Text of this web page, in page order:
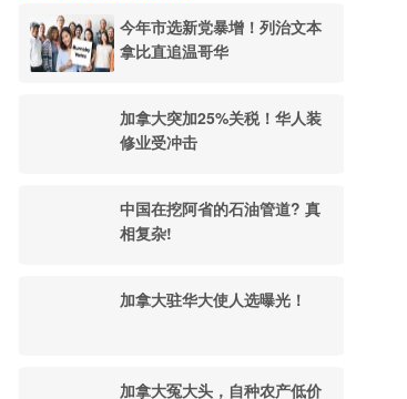
今年市选新党暴增！列治文本
拿比直追温哥华
加拿大突加25%关税！华人装
修业受冲击
中国在挖阿省的石油管道? 真
相复杂!
加拿大驻华大使人选曝光！
加拿大冤大头，自种农产低价